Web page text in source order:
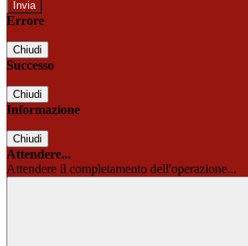
Errore
Chiudi
Successo
Chiudi
Informazione
Chiudi
Attendere...
Attendere il completamento dell'operazione...